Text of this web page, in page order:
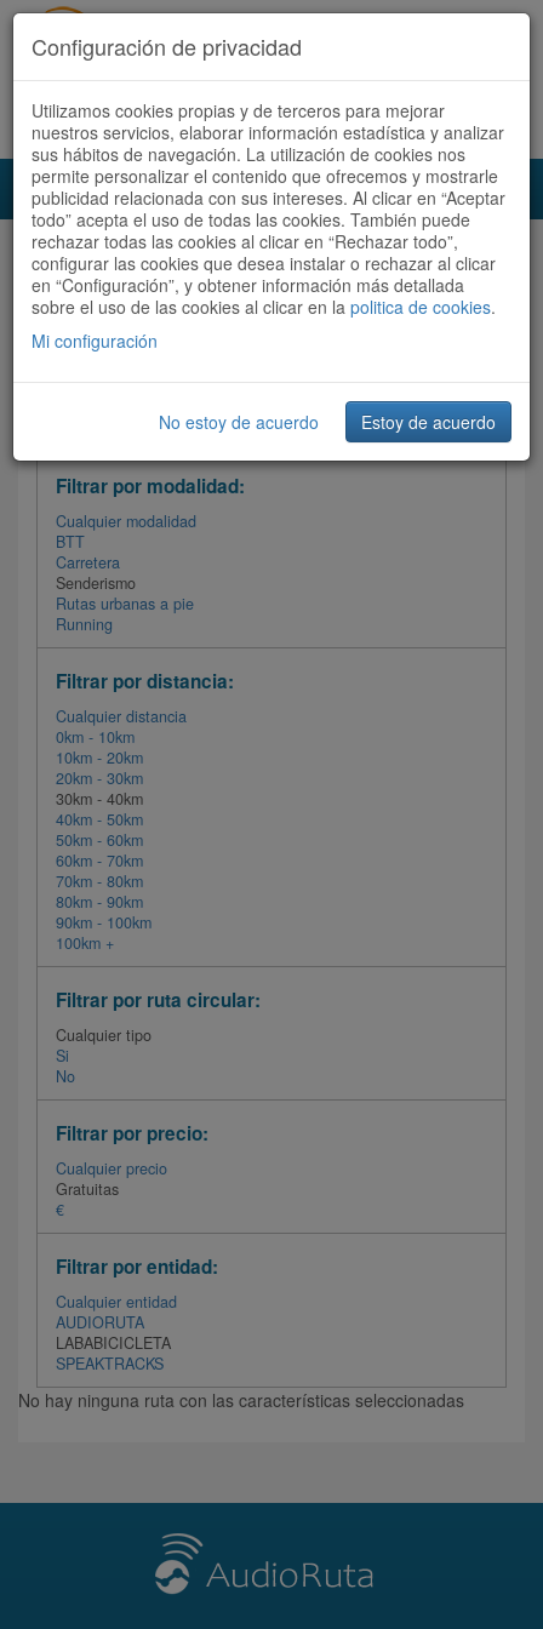
Acceder Registrate ahora Español | Català
Audioruta Todas las rutas
Todas las rutas
Ordenar por: Más recientes /
Filtrar las rutas
Filtrar por modalidad:
Cualquier modalidad
BTT
Carretera
Senderismo
Rutas urbanas a pie
Running
Filtrar por distancia:
Cualquier distancia
0km - 10km
10km - 20km
20km - 30km
30km - 40km
40km - 50km
50km - 60km
60km - 70km
70km - 80km
80km - 90km
90km - 100km
100km +
Filtrar por ruta circular:
Cualquier tipo
Si
No
Filtrar por precio:
Cualquier precio
Gratuitas
€
Filtrar por entidad:
Cualquier entidad
AUDIORUTA
LABABICICLETA
SPEAKTRACKS
No hay ninguna ruta con las características seleccionadas
Configuración de privacidad
Utilizamos cookies propias y de terceros para mejorar
nuestros servicios, elaborar información estadística y analizar
sus hábitos de navegación. La utilización de cookies nos
permite personalizar el contenido que ofrecemos y mostrarle
publicidad relacionada con sus intereses. Al clicar en “Aceptar
todo” acepta el uso de todas las cookies. También puede
rechazar todas las cookies al clicar en “Rechazar todo”,
configurar las cookies que desea instalar o rechazar al clicar
en “Configuración”, y obtener información más detallada
sobre el uso de las cookies al clicar en la politica de cookies.
Mi configuración
No estoy de acuerdo Estoy de acuerdo